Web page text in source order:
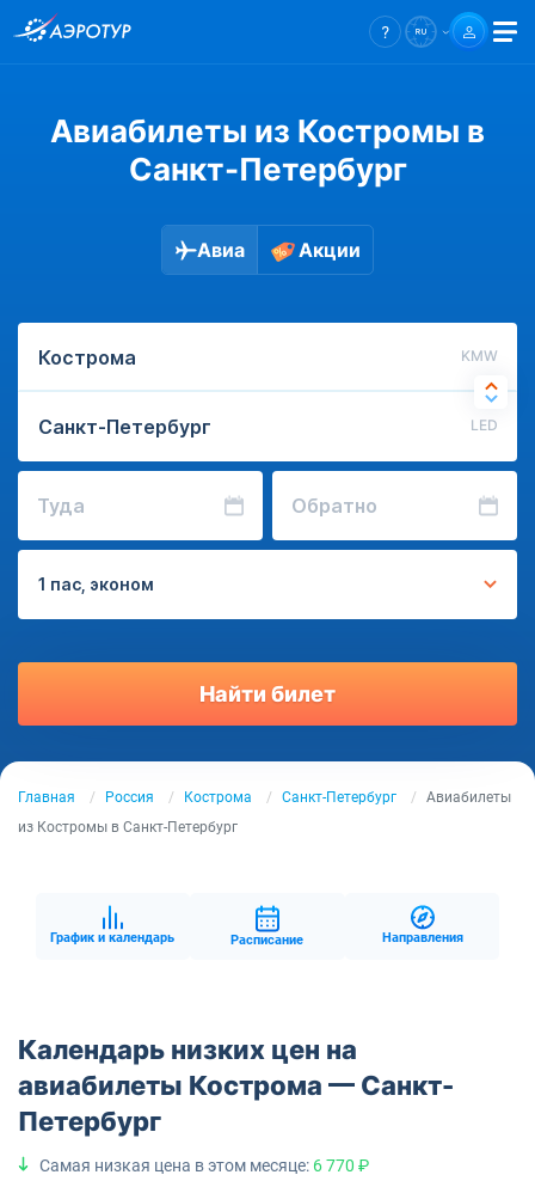
Авиабилеты из Костромы в
Санкт-Петербург
Авиа Акции
KMW
LED
Туда Обратно
1 пас, эконом
Найти билет
Главная Россия Кострома Санкт-Петербург
Авиабилеты
из Костромы в Санкт-Петербург
График и календарь Расписание Направления
Календарь низких цен на
авиабилеты Кострома — Санкт-
Петербург
Самая низкая цена в этом месяце: 6 770 ₽